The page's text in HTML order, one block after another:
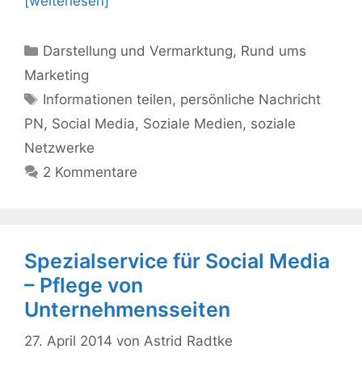
Kategorien
Darstellung und Vermarktung, Rund ums
Marketing
Schlagwörter
Informationen teilen, persönliche Nachricht
PN, Social Media, Soziale Medien, soziale
Netzwerke
2 Kommentare
Spezialservice für Social Media
– Pflege von
Unternehmensseiten
27. April 2014 von Astrid Radtke